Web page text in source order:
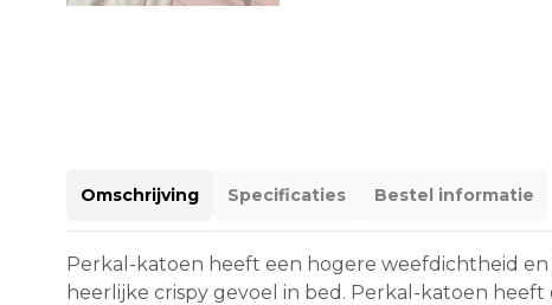
Omschrijving Specificaties Bestel informatie
Perkal-katoen heeft een hogere weefdichtheid
heerlijke crispy gevoel in bed. Perkal-katoen